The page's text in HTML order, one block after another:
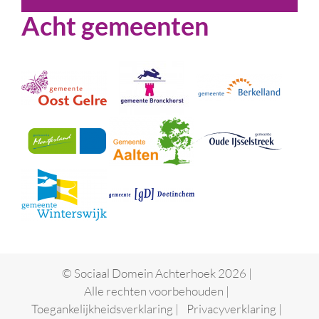
Acht gemeenten
© Sociaal Domein Achterhoek 2026 |
Alle rechten voorbehouden |
Toegankelijkheidsverklaring | Privacyverklaring |